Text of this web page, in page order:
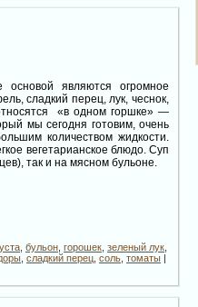
основой являются огромное
сладкий перец, лук, чеснок,
«в одном горшке» —
мы сегодня готовим, очень
количеством жидкости.
вегетарианское блюдо. Суп
так и на мясном бульоне.
бульон горошек зеленый лук
сладкий перец соль томаты |